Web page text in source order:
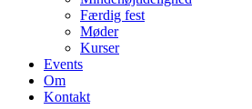
Færdig fest
Møder
Kurser
Events
Om
Kontakt